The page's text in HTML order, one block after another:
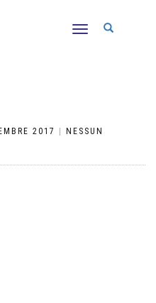
NAVIGAZIONE
2017
NESSUN